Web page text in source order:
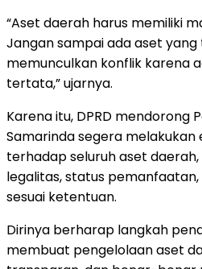
“Aset daerah harus memiliki
Jangan sampai ada aset
memunculkan konflik karena
tertata,” ujarnya.
Karena itu, DPRD mendorong
Samarinda segera melakukan
terhadap seluruh aset
legalitas, status
sesuai ketentuan.
Dirinya berharap langkah
membuat pengelolaan aset